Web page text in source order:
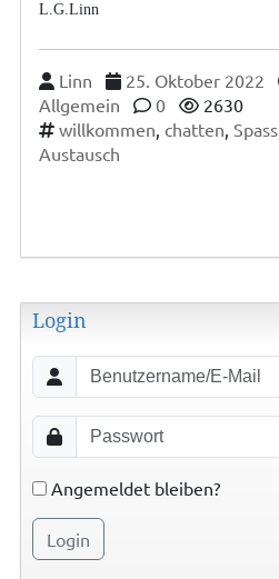
L.G.Linn
Linn 25. Oktober 2022
Allgemein
0
2630
willkommen chatten Spass,
Austausch
Login
Angemeldet bleiben?
Login